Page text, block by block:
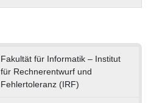
Fakultät für Informatik – Institut
für Rechnerentwurf und
Fehlertoleranz (IRF)